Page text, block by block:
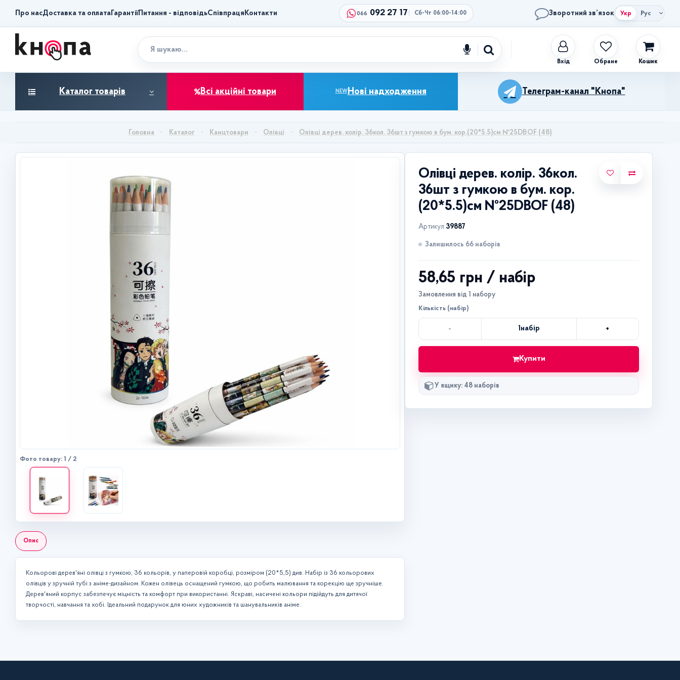
Про насДоставка та оплата ГарантіїПитання - відповідьСпівпраця Контакти 066 092 27 17 Сб-Чт 06:00-14:00 Зворотний зв’язок Укр Рус
Обране Кошик
Каталог товарів Всі акційні товари NEWНові надходження Телеграм-канал "Кнопа"
Каталог Канцтовари Олівці Олівці дерев. колір. 36кол. 36шт з гумкою в бум. кор.(20*5.5)см №25DBOF (48)
Фото товару: 1 / 2
Опис
Кольорові дерев'яні олівці з гумкою, 36 кольорів, у паперовій коробці, розміром (20*5,5) див. Набір із 36 кольорових
олівців у зручній тубі з аніме-дизайном. Кожен олівець оснащений гумкою, що робить малювання та корекцію ще зручніше.
Дерев'яний корпус забезпечує міцність та комфорт при використанні. Яскраві, насичені кольори підійдуть для дитячої
творчості, навчання та хобі. Ідеальний подарунок для юних художників та шанувальників аніме.
Олівці дерев. колір. 36кол.
36шт з гумкою в бум. кор.
(20*5.5)см №25DBOF (48)
Артикул:39887
Залишилось 66 наборів
58,65 грн / набір
Замовлення від 1 набору
Кількість (набір)
-
Кількість
1набір +
Купити
У ящику: 48 наборів